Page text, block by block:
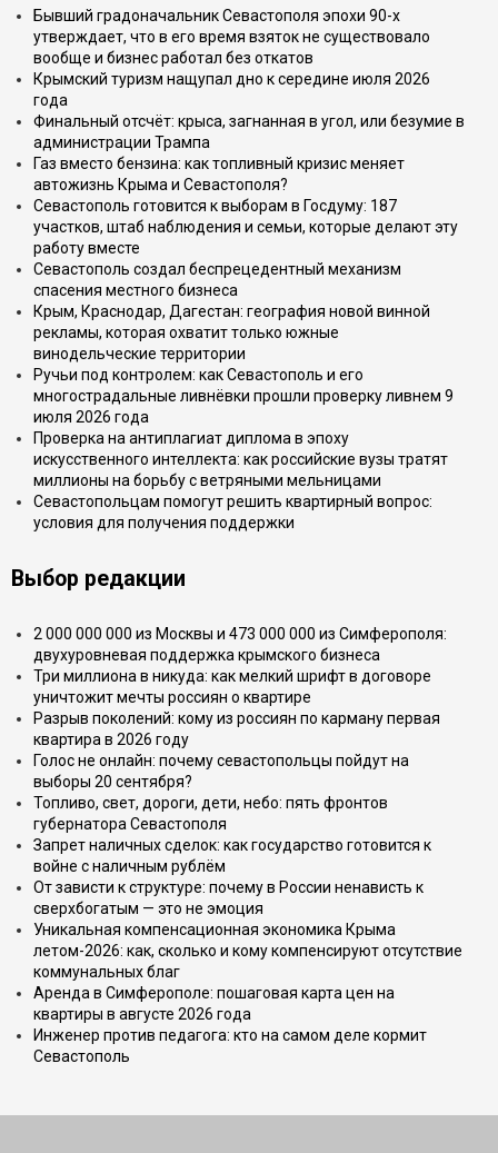
Бывший градоначальник Севастополя эпохи 90-х
утверждает, что в его время взяток не существовало
вообще и бизнес работал без откатов
Крымский туризм нащупал дно к середине июля 2026
года
Финальный отсчёт: крыса, загнанная в угол, или безумие в
администрации Трампа
Газ вместо бензина: как топливный кризис меняет
автожизнь Крыма и Севастополя?
Севастополь готовится к выборам в Госдуму: 187
участков, штаб наблюдения и семьи, которые делают эту
работу вместе
Севастополь создал беспрецедентный механизм
спасения местного бизнеса
Крым, Краснодар, Дагестан: география новой винной
рекламы, которая охватит только южные
винодельческие территории
Ручьи под контролем: как Севастополь и его
многострадальные ливнёвки прошли проверку ливнем 9
июля 2026 года
Проверка на антиплагиат диплома в эпоху
искусственного интеллекта: как российские вузы тратят
миллионы на борьбу с ветряными мельницами
Севастопольцам помогут решить квартирный вопрос:
условия для получения поддержки
Выбор редакции
2 000 000 000 из Москвы и 473 000 000 из Симферополя:
двухуровневая поддержка крымского бизнеса
Три миллиона в никуда: как мелкий шрифт в договоре
уничтожит мечты россиян о квартире
Разрыв поколений: кому из россиян по карману первая
квартира в 2026 году
Голос не онлайн: почему севастопольцы пойдут на
выборы 20 сентября?
Топливо, свет, дороги, дети, небо: пять фронтов
губернатора Севастополя
Запрет наличных сделок: как государство готовится к
войне с наличным рублём
От зависти к структуре: почему в России ненависть к
сверхбогатым — это не эмоция
Уникальная компенсационная экономика Крыма
летом-2026: как, сколько и кому компенсируют отсутствие
коммунальных благ
Аренда в Симферополе: пошаговая карта цен на
квартиры в августе 2026 года
Инженер против педагога: кто на самом деле кормит
Севастополь